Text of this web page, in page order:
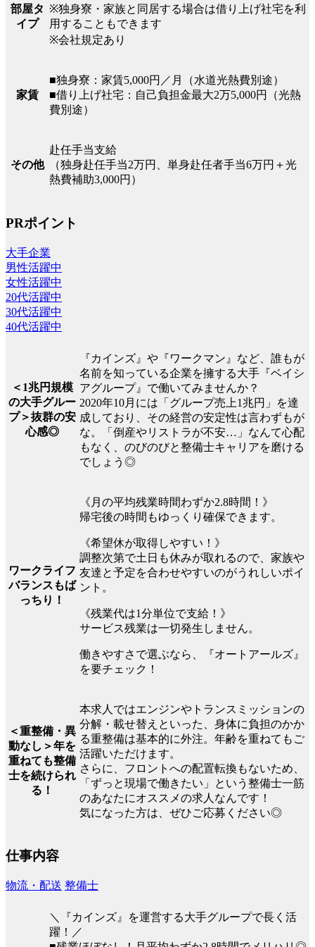
部屋タ
イプ
※独身寮・家族と同居する場合は借り上げ社宅を利
用することもできます
※会社規定あり
家賃
■独身寮：家賃5,000円／月（水道光熱費別途）
■借り上げ社宅：自己負担金最大2万5,000円（光熱
費別途）
その他
赴任手当支給
（独身赴任手当2万円、単身赴任者手当6万円＋光
熱費補助3,000円）
PRポイント
大手企業
男性活躍中
女性活躍中
20代活躍中
30代活躍中
40代活躍中
＜1兆円規模
の大手グルー
プ＞抜群の安
心感◎
『カインズ』や『ワークマン』など、誰もが
名前を知っている企業を擁する大手『ベイシ
アグループ』で働いてみませんか？
2020年10月には「グループ売上1兆円」を達
成しており、その経営の安定性は言わずもが
な。「倒産やリストラが不安…」なんて心配
もなく、のびのびと整備士キャリアを磨ける
でしょう◎
ワークライフ
バランスもば
っちり！
《月の平均残業時間わずか2.8時間！》
帰宅後の時間もゆっくり確保できます。
《希望休が取得しやすい！》
調整次第で土日も休みが取れるので、家族や
友達と予定を合わせやすいのがうれしいポイ
ント。
《残業代は1分単位で支給！》
サービス残業は一切発生しません。
働きやすさで選ぶなら、『オートアールズ』
を要チェック！
＜重整備・異
動なし＞年を
重ねても整備
士を続けられ
る！
本求人ではエンジンやトランスミッションの
分解・載せ替えといった、身体に負担のかか
る重整備は基本的に外注。年齢を重ねてもご
活躍いただけます。
さらに、フロントへの配置転換もないため、
「ずっと現場で働きたい」という整備士一筋
のあなたにオススメの求人なんです！
気になった方は、ぜひご応募ください◎
仕事内容
物流・配送 整備士
＼『カインズ』を運営する大手グループで長く活
躍！／